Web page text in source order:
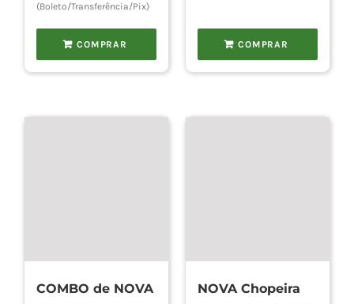
(Boleto/Transferência/Pix)
COMPRAR COMPRAR
COMBO de NOVA
NOVA Chopeira